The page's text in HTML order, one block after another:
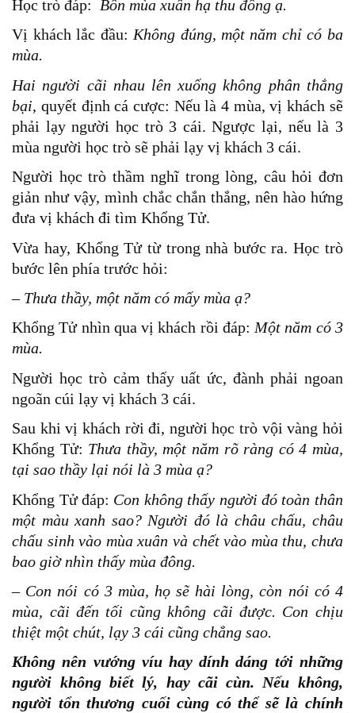
Học trò đáp: Bốn mùa xuân hạ thu đông ạ.
Vị khách lắc đầu: Không đúng, một năm chỉ có ba
mùa.
Hai người cãi nhau lên xuống không phân thắng
bại, quyết định cá cược: Nếu là 4 mùa, vị khách sẽ
phải lạy người học trò 3 cái. Ngược lại, nếu là 3
mùa người học trò sẽ phải lạy vị khách 3 cái.
Người học trò thầm nghĩ trong lòng, câu hỏi đơn
giản như vậy, mình chắc chắn thắng, nên hào hứng
đưa vị khách đi tìm Khổng Tử.
Vừa hay, Khổng Tử từ trong nhà bước ra. Học trò
bước lên phía trước hỏi:
– Thưa thầy, một năm có mấy mùa ạ?
Khổng Tử nhìn qua vị khách rồi đáp: Một năm có 3
mùa.
Người học trò cảm thấy uất ức, đành phải ngoan
ngoãn cúi lạy vị khách 3 cái.
Sau khi vị khách rời đi, người học trò vội vàng hỏi
Khổng Tử: Thưa thầy, một năm rõ ràng có 4 mùa,
tại sao thầy lại nói là 3 mùa ạ?
Khổng Tử đáp: Con không thấy người đó toàn thân
một màu xanh sao? Người đó là châu chấu, châu
chấu sinh vào mùa xuân và chết vào mùa thu, chưa
bao giờ nhìn thấy mùa đông.
– Con nói có 3 mùa, họ sẽ hài lòng, còn nói có 4
mùa, cãi đến tối cũng không cãi được. Con chịu
thiệt một chút, lạy 3 cái cũng chẳng sao.
Không nên vướng víu hay dính dáng tới những
người không biết lý, hay cãi cùn. Nếu không,
người tổn thương cuối cùng có thể sẽ là chính